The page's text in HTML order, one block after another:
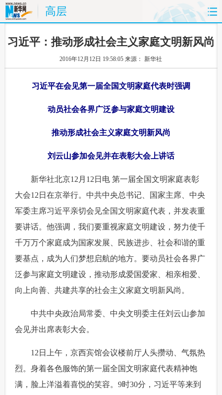
高层
首页 时政 国际 财经
体育 人事
时尚 思客 地方 法治
台湾 华人
能源 房产
彩票
金融 公益 军事 无人机
富媒体 摄影 新华广播
新华电视中文 新华电视英文 返回PC
习近平：推动形成社会主义家庭文明新风尚
2016年12月12日 19:58:05来源： 新华社
习近平在会见第一届全国文明家庭代表时强调
动员社会各界广泛参与家庭文明建设
推动形成社会主义家庭文明新风尚
刘云山参加会见并在表彰大会上讲话
新华社北京12月12日电 第一届全国文明家庭表彰
大会12日在京举行。中共中央总书记、国家主席、中央
军委主席习近平亲切会见全国文明家庭代表，并发表重
要讲话。他强调，我们要重视家庭文明建设，努力使千
千万万个家庭成为国家发展、民族进步、社会和谐的重
要基点，成为人们梦想启航的地方。要动员社会各界广
泛参与家庭文明建设，推动形成爱国爱家、相亲相爱、
向上向善、共建共享的社会主义家庭文明新风尚。
中共中央政治局常委、中央文明委主任刘云山参加
会见并出席表彰大会。
12日上午，京西宾馆会议楼前厅人头攒动、气氛热
烈。身着各色服饰的第一届全国文明家庭代表精神饱
满，脸上洋溢着喜悦的笑容。9时30分，习近平等来到